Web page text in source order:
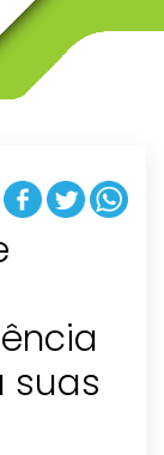
t
i
suas